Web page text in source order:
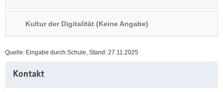
Kultur der Digitalität (Keine Angabe)
Quelle: Eingabe durch Schule, Stand: 27.11.2025
Information
Kontakt